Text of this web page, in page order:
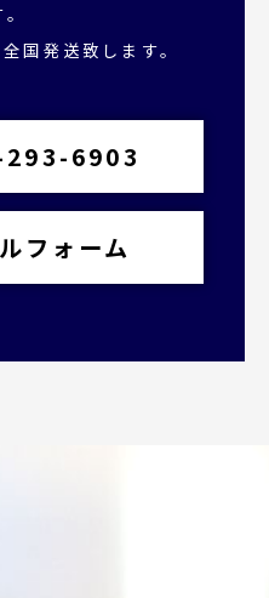
国発送致します。
6903
フォーム